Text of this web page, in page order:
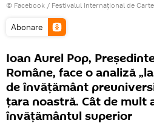
© Facebook / Festivalul Internaţional de
Abonare
Ioan Aurel Pop,
Române, face o analiză
de învăţământ
ţara noastră. Cât de mult
învăţământul superior